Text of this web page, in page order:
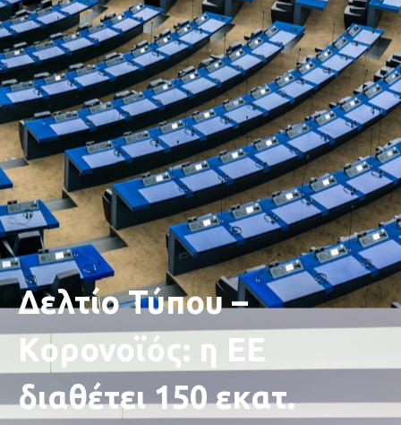
Δελτίο Τύπου –
Κορονοϊός: η ΕΕ
διαθέτει 150 εκατ.